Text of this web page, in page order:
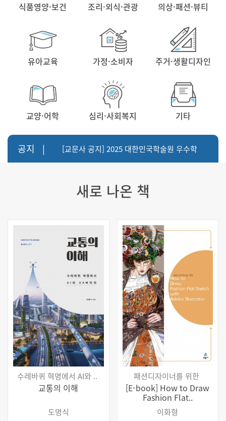
식품영양·보건 조리·외식·관광 의상·패션·뷰티
유아교육 가정·소비자 주거·생활디자인
교양·어학 심리·사회복지 기타
공지 | [교문사 공지] 2025 대한민국학술원 우수학
[5판] 텍스타일
PoC 서비스 개발
[교문사 공지] 2026 대한민국학술원 우수학
술도서 선정도서
[교문사 공지] 2025년 세종도서 학술부분 3종
선정 더보기
새로 나온 책
수레바퀴 혁명에서 AI와 ..
교통의 이해
도명식
패션디자이너를 위한
[E-book] How to Draw
Fashion Flat..
이화형